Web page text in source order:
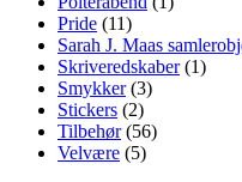
Pride (11)
Sarah J. Maas
Skriveredskaber(1)
Smykker(3)
Stickers (2)
Tilbehør(56)
Velvære (5)